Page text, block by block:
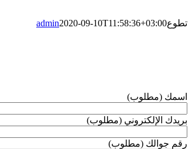
تطوع admin2020-09-10T11:58:36+03:00
اسمك (مطلوب)
بريدك الإلكتروني (مطلوب)
رقم جوالك (مطلوب)